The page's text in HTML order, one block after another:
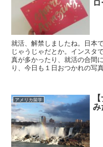
就活、解禁しましたね。日本
じゃうじゃだとか。インスタ
真が多かったり、就活の合間
り、今日も１日おつかれの写
アメリカ留学
み